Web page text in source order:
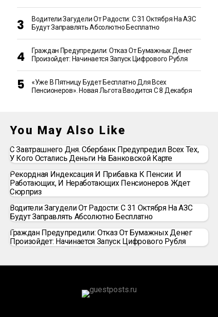
Водители Загудели От Радости: С 31 Октября На АЗС
Будут Заправлять Абсолютно Бесплатно
Граждан Предупредили: Отказ От Бумажных Денег
Произойдет: Начинается Запуск Цифрового Рубля
«Уже В Пятницу Будет Бесплатно Для Всех
Пенсионеров». Новая Льгота Вводится С 8 Декабря
You May Also Like
С Завтрашнего Дня. Сбербанк Предупредил Всех Тех,
У Кого Остались Деньги На Банковской Карте
Рекордная Индексация И Прибавка К Пенсии: И
Работающих, И Неработающих Пенсионеров Ждет
Сюрприз
Водители Загудели От Радости: С 31 Октября На АЗС
Будут Заправлять Абсолютно Бесплатно
Граждан Предупредили: Отказ От Бумажных Денег
Произойдет: Начинается Запуск Цифрового Рубля